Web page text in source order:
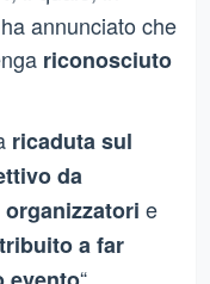
annunciato che
riconosciuto
ricaduta sul
da
organizzatori e
a far
“.